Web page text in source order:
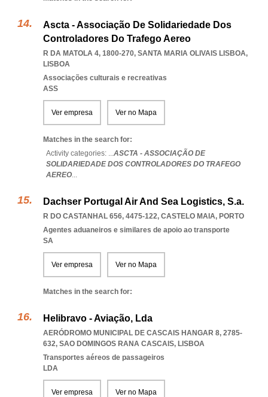
Ascta - Associação De Solidariedade Dos
Controladores Do Trafego Aereo
R DA MATOLA 4, 1800-270, SANTA MARIA OLIVAIS LISBOA,
LISBOA
Associações culturais e recreativas
ASS
Ver empresa Ver no Mapa
Matches in the search for:
Activity categories: ...ASCTA - ASSOCIAÇÃO DE
SOLIDARIEDADE DOS CONTROLADORES DO TRAFEGO
AEREO...
Dachser Portugal Air And Sea Logistics, S.a.
R DO CASTANHAL 656, 4475-122, CASTELO MAIA, PORTO
Agentes aduaneiros e similares de apoio ao transporte
SA
Ver empresa Ver no Mapa
Matches in the search for:
Helibravo - Aviação, Lda
AERÓDROMO MUNICIPAL DE CASCAIS HANGAR 8, 2785-
632, SAO DOMINGOS RANA CASCAIS, LISBOA
Transportes aéreos de passageiros
LDA
Ver empresa Ver no Mapa